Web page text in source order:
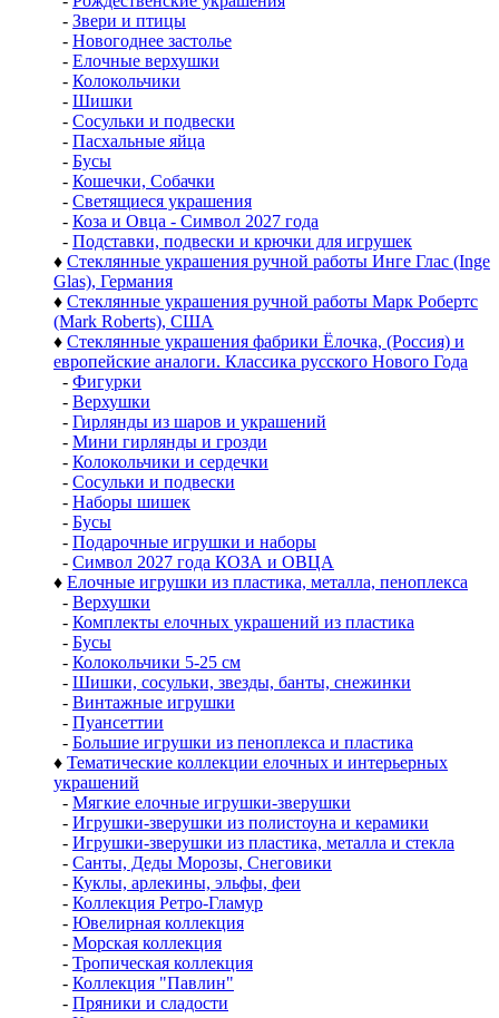
- Звери и птицы
- Новогоднее застолье
- Елочные верхушки
- Колокольчики
- Шишки
- Сосульки и подвески
- Пасхальные яйца
- Бусы
- Кошечки, Собачки
- Светящиеся украшения
- Коза и Овца - Символ 2027 года
- Подставки, подвески и крючки для игрушек
♦ Стеклянные украшения ручной работы Инге Глас (Inge
Glas), Германия
♦ Стеклянные украшения ручной работы Марк Робертс
(Mark Roberts), США
♦ Стеклянные украшения фабрики Ёлочка, (Россия) и
европейские аналоги. Классика русского Нового Года
- Фигурки
- Верхушки
- Гирлянды из шаров и украшений
- Мини гирлянды и грозди
- Колокольчики и сердечки
- Сосульки и подвески
- Наборы шишек
- Бусы
- Подарочные игрушки и наборы
- Символ 2027 года КОЗА и ОВЦА
♦ Елочные игрушки из пластика, металла, пеноплекса
- Верхушки
- Комплекты елочных украшений из пластика
- Бусы
- Колокольчики 5-25 см
- Шишки, сосульки, звезды, банты, снежинки
- Винтажные игрушки
- Пуансеттии
- Большие игрушки из пеноплекса и пластика
♦ Тематические коллекции елочных и интерьерных
украшений
- Мягкие елочные игрушки-зверушки
- Игрушки-зверушки из полистоуна и керамики
- Игрушки-зверушки из пластика, металла и стекла
- Санты, Деды Морозы, Снеговики
- Куклы, арлекины, эльфы, феи
- Коллекция Ретро-Гламур
- Ювелирная коллекция
- Морская коллекция
- Тропическая коллекция
- Коллекция "Павлин"
- Пряники и сладости